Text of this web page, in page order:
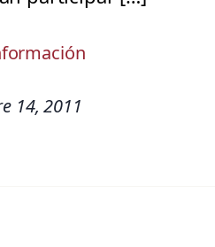
14, 2011